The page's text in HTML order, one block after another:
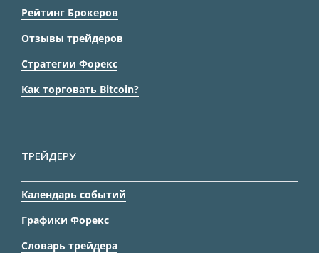
Рейтинг Брокеров
Отзывы трейдеров
Стратегии Форекс
Как торговать Bitcoin?
ТРЕЙДЕРУ
Календарь событий
Графики Форекс
Словарь трейдера